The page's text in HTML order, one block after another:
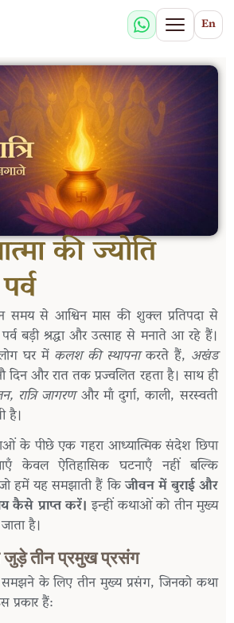
En
की ज्योति
समय से आश्विन मास की शुक्ल प्रतिपदा से
बड़ी श्रद्धा और उत्साह से मनाते आ रहे हैं।
घर में कलश की स्थापनाकरते हैं, अखंड
दिन और रात तक प्रज्वलित रहता है। साथ ही
रात्रि जागरणऔर माँ दुर्गा, काली, सरस्वती
है।
के पीछे एक गहरा आध्यात्मिक संदेश छिपा
केवल ऐतिहासिक घटनाएँ नहीं बल्कि
हमें यह समझाती हैं किजीवन में बुराई और
कैसे प्राप्त करें।इन्हीं कथाओं को तीन मुख्य
है।
जुड़े तीन प्रमुख प्रसंग
समझने के लिए तीन मुख्य प्रसंग, जिनको कथा
हैं: